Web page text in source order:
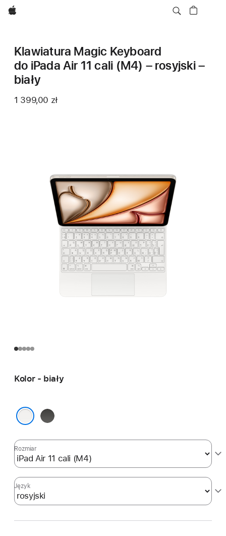
Apple
Klawiatura Magic Keyboard
do iPada Air 11 cali (M4) – rosyjski –
biały
1 399,00 zł
Kolor - biały
czarny
Rozmiar
Język